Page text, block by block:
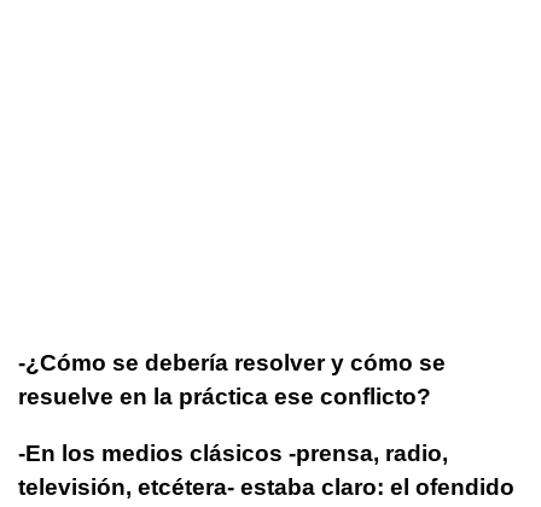
-¿Cómo se debería resolver y cómo se
resuelve en la práctica ese conflicto?
-En los medios clásicos -prensa, radio,
televisión, etcétera- estaba claro: el ofendido